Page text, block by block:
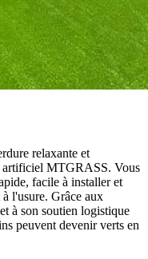
relaxante et
artificiel MTGRASS. Vous
facile à installer et
l'usure. Grâce aux
à son soutien logistique
peuvent devenir verts en